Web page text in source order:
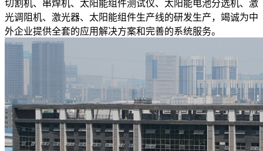
切割机、串焊机、太阳能组件测试仪、太阳能电池分选机、激
光调阻机、激光器、太阳能组件生产线的研发生产，竭诚为中
外企业提供全套的应用解决方案和完善的系统服务。